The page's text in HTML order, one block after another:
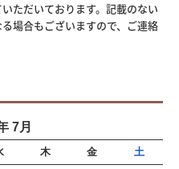
ただいております。記載のない
場合もございますので、ご連絡
7月
木 金
土